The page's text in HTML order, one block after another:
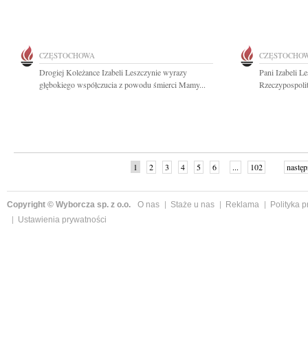
CZĘSTOCHOWA
Drogiej Koleżance Izabeli Leszczynie wyrazy
głębokiego współczucia z powodu śmierci Mamy...
Pani Izabeli
1 2 3 4 5 6 ... 102
Copyright © Wyborcza sp. z o.o. O nas Staże u nas Reklama
Polityka
Ustawienia prywatności